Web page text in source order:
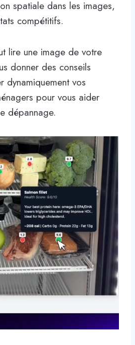
spatiale dans les images,
compétitifs.
lire une image de votre
donner des conseils
dynamiquement vos
pour vous aider
dépannage.